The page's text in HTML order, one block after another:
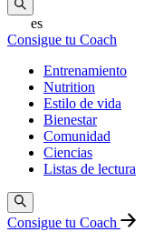
es
Consigue tu Coach
Entrenamiento
Nutrition
Estilo de vida
Bienestar
Comunidad
Ciencias
Listas de lectura
Consigue tu Coach